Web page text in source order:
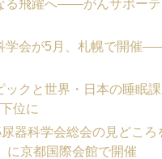
る飛躍へ――がんサポー
学会が5月、札幌で開催
ックと世界・日本の睡
位に
器科学会総会の見どこ
に京都国際会館で開催